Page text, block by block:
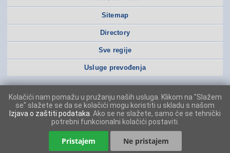
Sitemap
Directory
Sve regije
Usluge prevođenja
Kolačići nam pomažu u pružanju naših usluga. Klikom na "Slažem
se" slažete se da se kolačići mogu koristiti u skladu s našom
Izjava o zaštiti podataka . Ako se ne slažete, samo će se tehnički
potrebni funkcionalni kolačići postaviti.